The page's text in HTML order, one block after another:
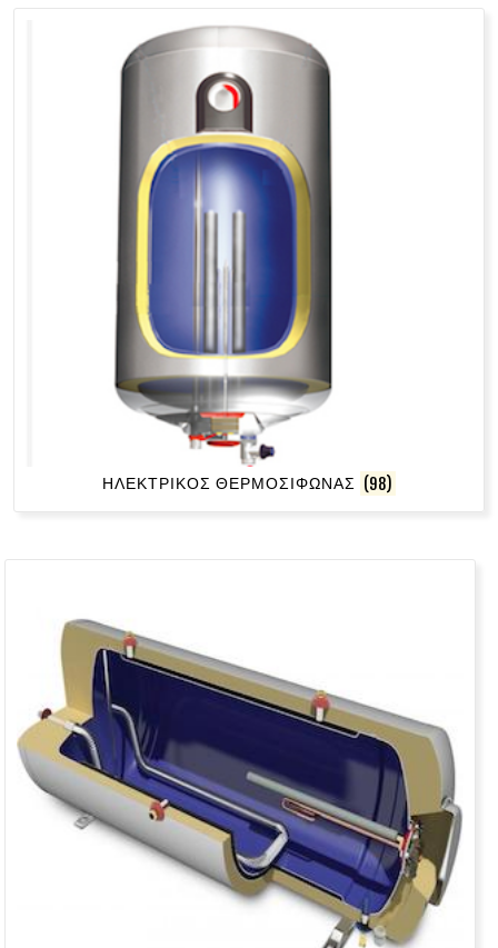
ΗΛΕΚΤΡΙΚΟΣ ΘΕΡΜΟΣΙΦΩΝΑΣ (98)